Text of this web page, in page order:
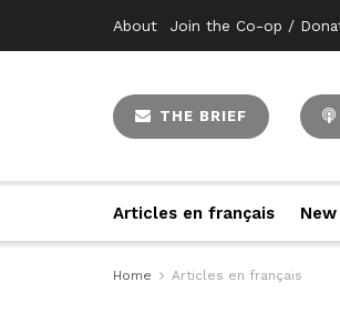
About Join the Co-op /
THE BRIEF
Articles en français
Home Articles en français